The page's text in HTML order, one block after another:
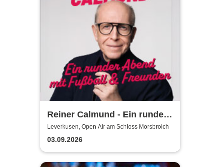
Reiner Calmund - Ein runder
Abend mit Fußball &
Freunden
Leverkusen, Open Air am Schloss Morsbroich
03.09.2026